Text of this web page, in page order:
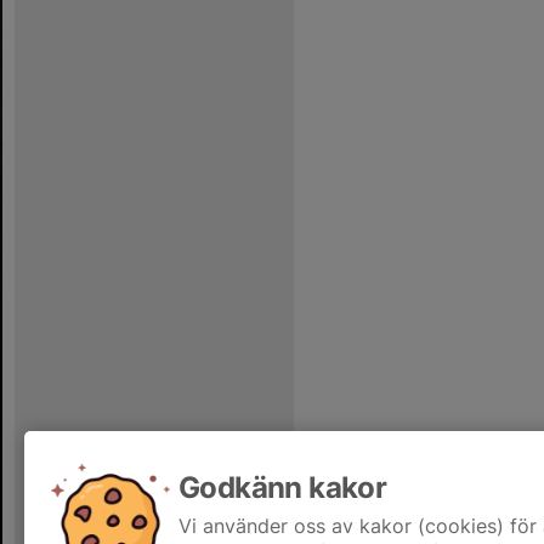
Godkänn kakor
Vi använder oss av kakor (cookies)